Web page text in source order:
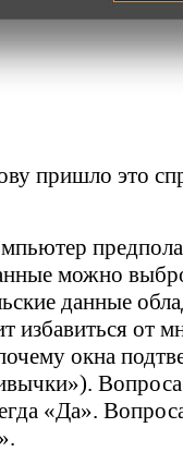
пришло это
можно
данные
избавиться от
окна
Вопроса
«Да».